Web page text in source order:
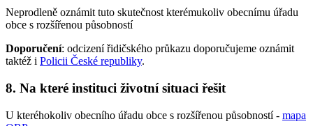
Neprodleně oznámit tuto skutečnost kterémukoliv obecnímu úřadu
obce s rozšířenou působností
Doporučení: odcizení řidičského průkazu doporučujeme oznámit
taktéž i Policii České republiky.
8. Na které instituci životní situaci řešit
U kteréhokoliv obecního úřadu obce s rozšířenou působností - mapa